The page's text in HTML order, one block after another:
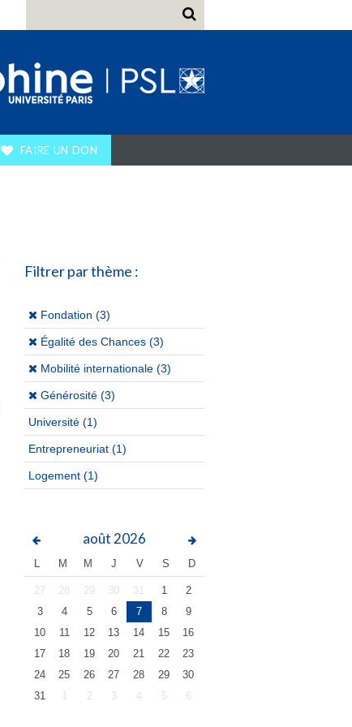
FAIRE UN DON
Filtrer par thème :
(x)Fondation (3)
(x)Égalité des Chances (3)
(x)Mobilité internationale (3)
(x)
Générosité (3)
Université(1)
Entrepreneuriat(1)
Logement(1)
août 2026
L M M J V S D
27 28 29 30 31 1
2
3
4 5 6 7 8
9
10
11 12 13 14 15
16
17
18 19 20 21 22
23
24
25 26 27 28 29
30
31
1 2 3 4 5 6